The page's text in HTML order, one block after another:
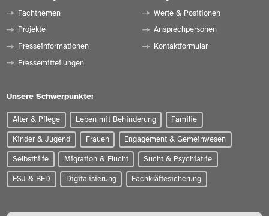
Fachthemen
Projekte
Presseinformationen
Pressemitteilungen
Werte & Positionen
Ansprechpersonen
Kontaktformular
Unsere Schwerpunkte:
Alter & Pflege Leben mit Behinderung Familie
Kinder & Jugend Frauen Engagement & Gemeinwesen
Selbsthilfe Migration & Flucht Sucht & Psychiatrie
FSJ & BFD Digitalisierung Fachkräftesicherung